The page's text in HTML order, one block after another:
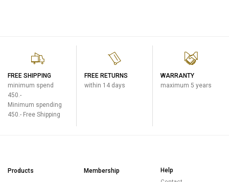
FREE SHIPPING
minimum spend
450.-
Minimum spending
450.- Free Shipping
FREE RETURNS
within 14 days
WARRANTY
maximum 5 years
Products Membership Help